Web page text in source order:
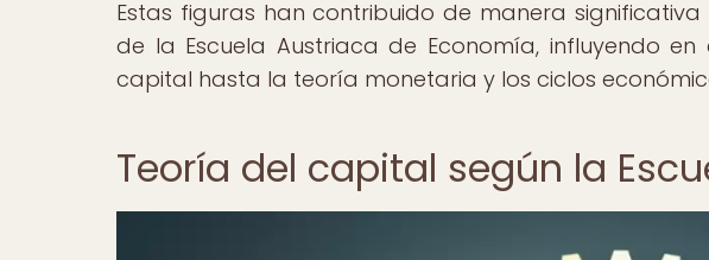
Estas figuras han contribuido de manera
de la Escuela Austriaca de Economía, influyendo
capital hasta la teoría monetaria y los ciclos
Teoría del capital según la